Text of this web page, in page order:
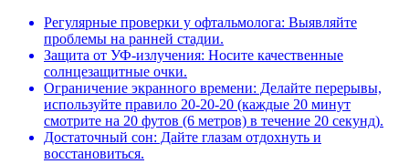
Регулярные проверки у офтальмолога: Выявляйте
проблемы на ранней стадии.
Защита от УФ-излучения: Носите качественные
солнцезащитные очки.
Ограничение экранного времени: Делайте перерывы,
используйте правило 20-20-20 (каждые 20 минут
смотрите на 20 футов (6 метров) в течение 20 секунд).
Достаточный сон: Дайте глазам отдохнуть и
восстановиться.